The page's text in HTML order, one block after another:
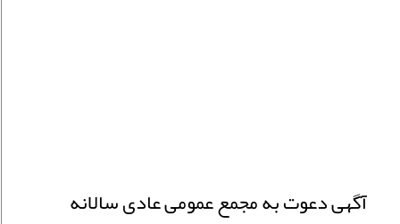
آگهی دعوت به مجمع عمومی عادی سالانه